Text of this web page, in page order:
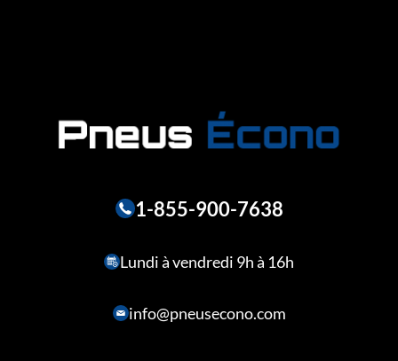
1-855-900-7638
Lundi à vendredi 9h à 16h
info@pneusecono.com